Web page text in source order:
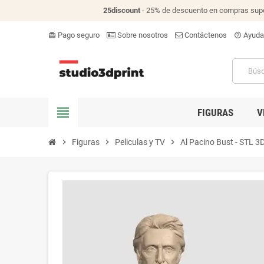
25discount- 25% de descuento en compras
card_giftcard Pago seguro Sobre nosotros Contáctenos help_outline Ayuda
view_headline FIGURAS
chevron_right Figuras chevron_right Peliculas y TV chevron_right Al Pacino Bust - STL